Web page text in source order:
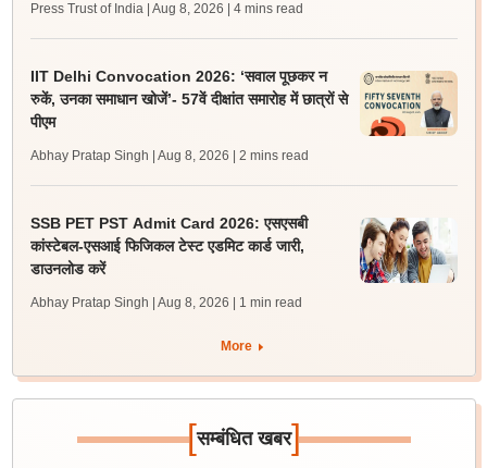
Press Trust of India | Aug 8, 2026 | 4 mins read
IIT Delhi Convocation 2026: ‘सवाल पूछकर न
रुकें, उनका समाधान खोजें’- 57वें दीक्षांत समारोह में छात्रों से
पीएम
Abhay Pratap Singh | Aug 8, 2026 | 2 mins read
SSB PET PST Admit Card 2026: एसएसबी
कांस्टेबल-एसआई फिजिकल टेस्ट एडमिट कार्ड जारी,
डाउनलोड करें
Abhay Pratap Singh | Aug 8, 2026 | 1 min read
More
[सम्बंधित खबर]